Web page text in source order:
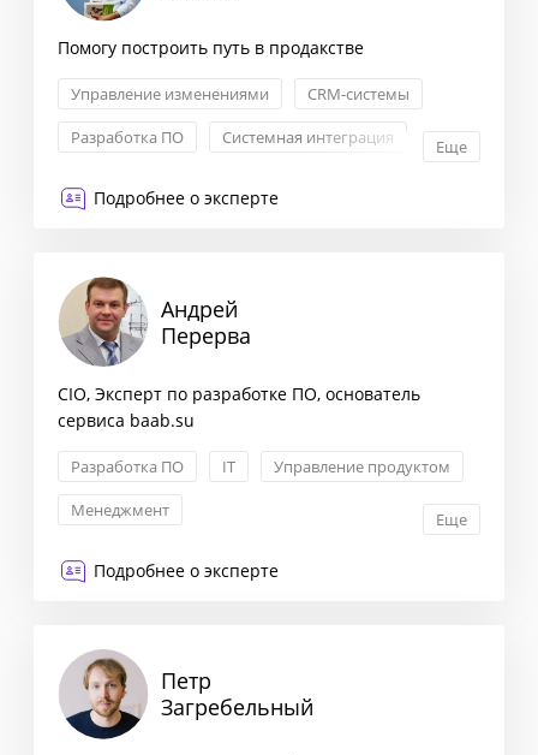
Помогу построить путь в продакстве
Управление изменениями
CRM-системы
Разработка ПО
Системная интеграция Еще
Подробнее о эксперте
Андрей
Перерва
CIO, Эксперт по разработке ПО, основатель
сервиса baab.su
Разработка ПО IT
Управление продуктом
Менеджмент
Еще
Подробнее о эксперте
Петр
Загребельный